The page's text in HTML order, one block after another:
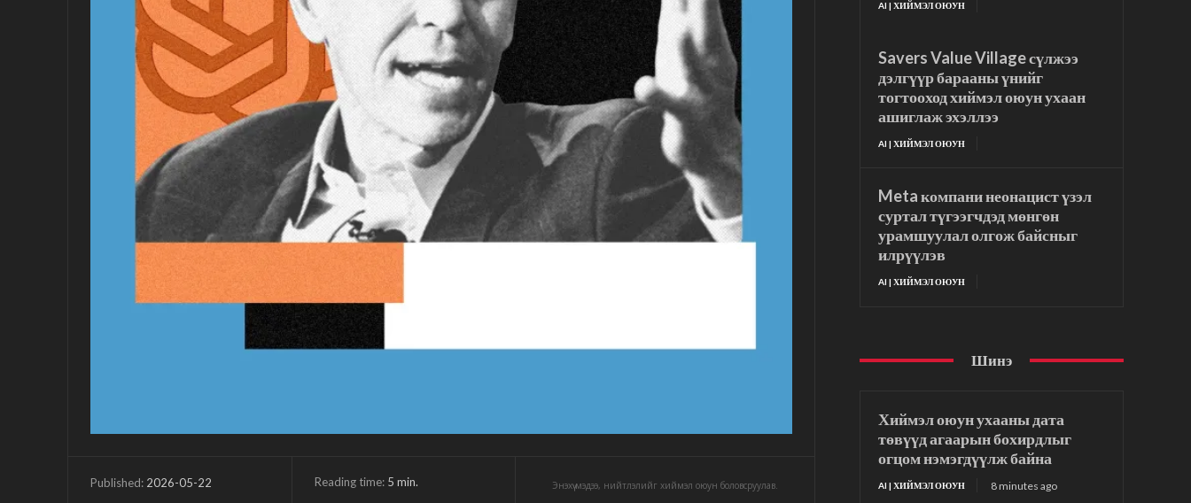
Published: 2026-05-22 Reading time: 5 min. Энэхүү мэдээ, нийтлэлийг хиймэл оюун боловсруулав.
AI | ХИЙМЭЛ ОЮУН
Savers Value Village сүлжээ
дэлгүүр барааны үнийг
тогтооход хиймэл оюун ухаан
ашиглаж эхэллээ
AI | ХИЙМЭЛ ОЮУН
Meta компани неонацист үзэл
суртал түгээгчдэд мөнгөн
урамшуулал олгож байсныг
илрүүлэв
AI | ХИЙМЭЛ ОЮУН
Шинэ
Хиймэл оюун ухааны дата
төвүүд агаарын бохирдлыг
огцом нэмэгдүүлж байна
AI | ХИЙМЭЛ ОЮУН 8 minutes ago